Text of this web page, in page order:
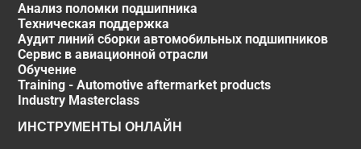
Анализ поломки подшипника
Техническая поддержка
Аудит линий сборки автомобильных подшипников
Сервис в авиационной отрасли
Обучение
Training - Automotive aftermarket products
Industry Masterclass
ИНСТРУМЕНТЫ ОНЛАЙН